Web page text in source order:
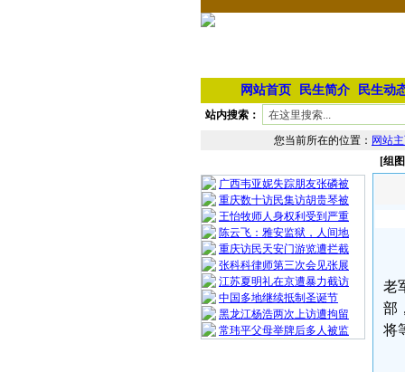
网站首页 民生简介 民生动
站内搜索：
您当前所在的位置： 网站
广西韦亚妮失踪朋友张磷被
重庆数十访民集访胡贵琴被
王怡牧师人身权利受到严重
陈云飞：雅安监狱，人间地
重庆访民天安门游览遭拦截
张科科律师第三次会见张展
江苏夏明礼在京遭暴力截访
中国多地继续抵制圣诞节
黑龙江杨浩两次上访遭拘留
常玮平父母举牌后多人被监
[组
老
部
将